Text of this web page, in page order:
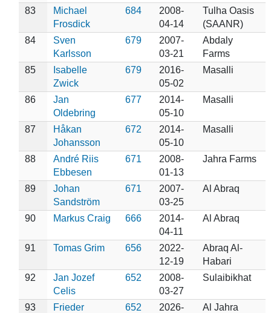
83
Michael
Frosdick
684
2008-
04-14
Tulha Oasis
(SAANR)
84
Sven
Karlsson
679
2007-
03-21
Abdaly
Farms
85
Isabelle
Zwick
679
2016-
05-02
Masalli
86
Jan
Oldebring
677
2014-
05-10
Masalli
87
Håkan
Johansson
672
2014-
05-10
Masalli
88
André Riis
Ebbesen
671
2008-
01-13
Jahra Farms
89
Johan
Sandström
671
2007-
03-25
Al Abraq
90 Markus Craig 666
2014-
04-11
Al Abraq
91 Tomas Grim 656
2022-
12-19
Abraq Al-
Habari
92
Jan Jozef
Celis
652
2008-
03-27
Sulaibikhat
93
Frieder
652
2026-
Al Jahra